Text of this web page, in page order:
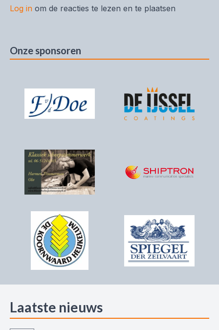
Log in om de reacties te lezen en te plaatsen
Onze sponsoren
Laatste nieuws